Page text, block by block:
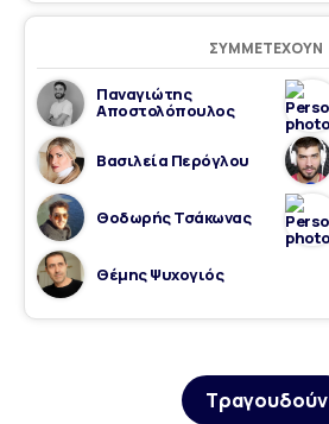
ΣΥΜΜΕΤΈΧΟΥΝ
Παναγιώτης
Αποστολόπουλος
Βασιλεία Περόγλου
Θοδωρής Τσάκωνας
Θέμης Ψυχογιός
Τραγουδούν